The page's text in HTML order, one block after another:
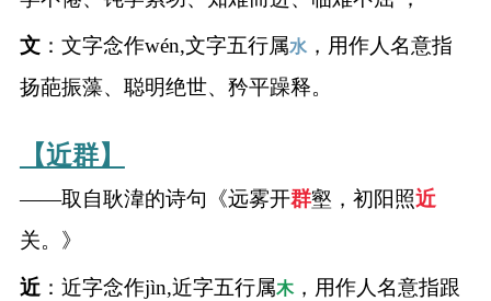
文：文字念作wén,文字五行属水，用作人名意指
扬葩振藻、聪明绝世、矜平躁释。
【近群】
——取自耿湋的诗句《远雾开群壑，初阳照近
关。》
近：近字念作jìn,近字五行属木，用作人名意指跟